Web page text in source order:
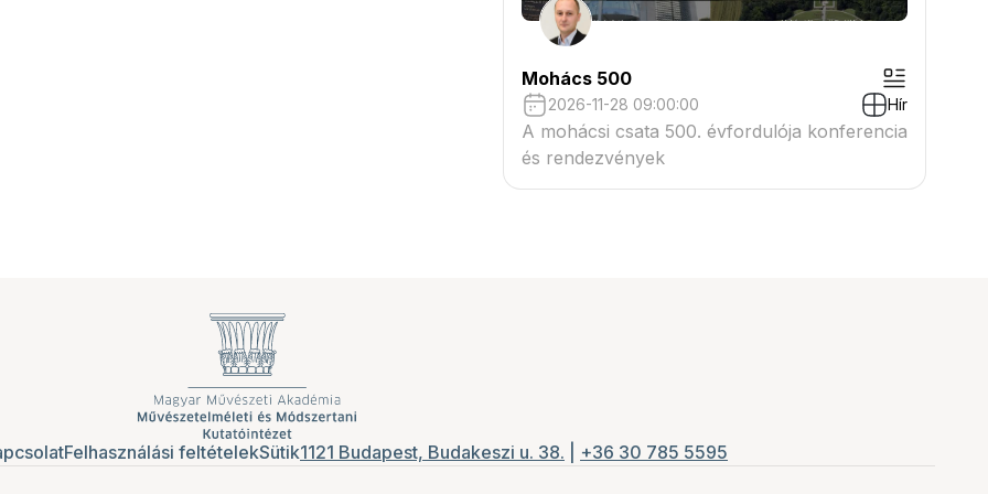
Mohács 500
2026-11-28 09:00:00 Hír
A mohácsi csata 500. évfordulója konferencia
és rendezvények
Felhasználási feltételekSütik1121 Budapest, Budakeszi u. 38. +36 30 785 5595